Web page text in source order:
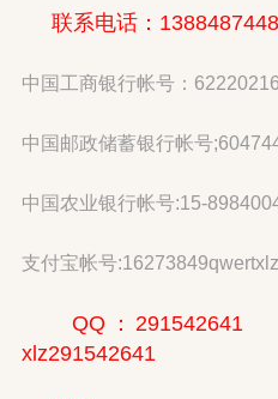
联系电话：
中国工商银行帐号：
中国邮政储蓄银行帐号
中国农业银行帐号:15-
支付宝帐号:16273849qwertxlz
QQ：291542641
xlz291542641